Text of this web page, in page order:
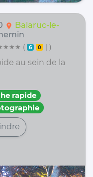
location_on Balaruc-le-
( 6 0 | )
au sein de la
rapide